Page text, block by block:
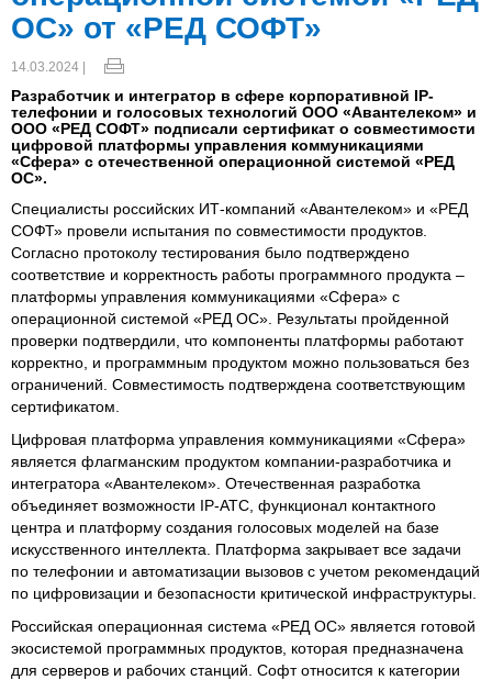
ОС» от «РЕД СОФТ»
14.03.2024 |
Разработчик и интегратор в сфере корпоративной IP-
телефонии и голосовых технологий ООО «Авантелеком» и
ООО «РЕД СОФТ» подписали сертификат о совместимости
цифровой платформы управления коммуникациями
«Сфера» с отечественной операционной системой «РЕД
ОС».
Специалисты российских ИТ-компаний «Авантелеком» и «РЕД
СОФТ» провели испытания по совместимости продуктов.
Согласно протоколу тестирования было подтверждено
соответствие и корректность работы программного продукта –
платформы управления коммуникациями «Сфера» с
операционной системой «РЕД ОС». Результаты пройденной
проверки подтвердили, что компоненты платформы работают
корректно, и программным продуктом можно пользоваться без
ограничений. Совместимость подтверждена соответствующим
сертификатом.
Цифровая платформа управления коммуникациями «Сфера»
является флагманским продуктом компании-разработчика и
интегратора «Авантелеком». Отечественная разработка
объединяет возможности IP-АТС, функционал контактного
центра и платформу создания голосовых моделей на базе
искусственного интеллекта. Платформа закрывает все задачи
по телефонии и автоматизации вызовов с учетом рекомендаций
по цифровизации и безопасности критической инфраструктуры.
Российская операционная система «РЕД ОС» является готовой
экосистемой программных продуктов, которая предназначена
для серверов и рабочих станций. Софт относится к категории